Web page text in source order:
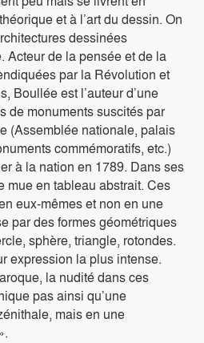
et à l’art du dessin. On
dessinées
Acteur de la pensée et de la
par la Révolution et
Boullée est l’auteur d’une
de monuments suscités par
(Assemblée nationale, palais
commémoratifs, etc.)
à la nation en 1789. Dans ses
mue en tableau abstrait. Ces
eux-mêmes et non en une
par des formes géométriques
sphère, triangle, rotondes.
expression la plus intense.
la nudité dans ces
pas ainsi qu’une
mais en une